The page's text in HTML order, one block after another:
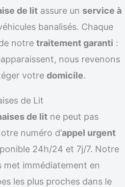
de lit assure un service à
banalisés. Chaque
notre traitement garanti :
nous revenons
votre domicile.
de Lit
de lit ne peut pas
numéro d’appel urgent
24h/24 et 7j/7. Notre
met immédiatement en
les plus proches dans le